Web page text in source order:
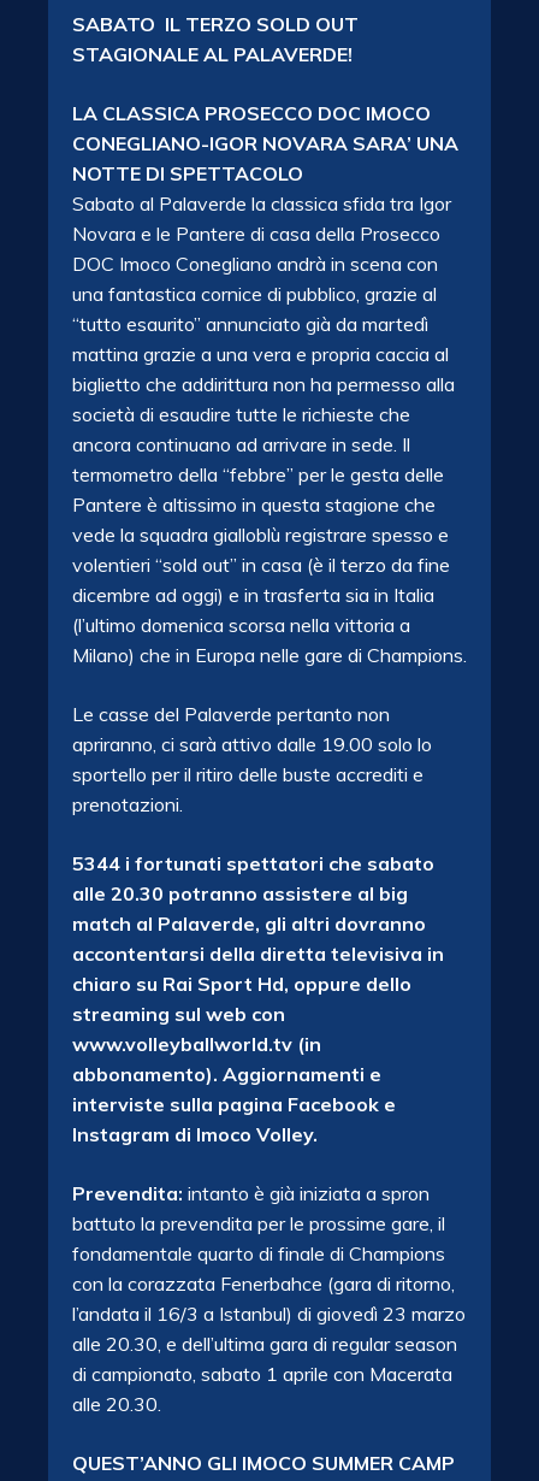
SABATO IL TERZO SOLD OUT
STAGIONALE AL PALAVERDE!
LA CLASSICA PROSECCO DOC IMOCO
CONEGLIANO-IGOR NOVARA SARA’ UNA
NOTTE DI SPETTACOLO
Sabato al Palaverde la classica sfida tra Igor
Novara e le Pantere di casa della Prosecco
DOC Imoco Conegliano andrà in scena con
una fantastica cornice di pubblico, grazie al
“tutto esaurito” annunciato già da martedì
mattina grazie a una vera e propria caccia al
biglietto che addirittura non ha permesso alla
società di esaudire tutte le richieste che
ancora continuano ad arrivare in sede. Il
termometro della “febbre” per le gesta delle
Pantere è altissimo in questa stagione che
vede la squadra gialloblù registrare spesso e
volentieri “sold out” in casa (è il terzo da fine
dicembre ad oggi) e in trasferta sia in Italia
(l’ultimo domenica scorsa nella vittoria a
Milano) che in Europa nelle gare di Champions.
Le casse del Palaverde pertanto non
apriranno, ci sarà attivo dalle 19.00 solo lo
sportello per il ritiro delle buste accrediti e
prenotazioni.
5344 i fortunati spettatori che sabato
alle 20.30 potranno assistere al big
match al Palaverde, gli altri dovranno
accontentarsi della diretta televisiva in
chiaro su Rai Sport Hd, oppure dello
streaming sul web con
www.volleyballworld.tv (in
abbonamento). Aggiornamenti e
interviste sulla pagina Facebook e
Instagram di Imoco Volley.
Prevendita: intanto è già iniziata a spron
battuto la prevendita per le prossime gare, il
fondamentale quarto di finale di Champions
con la corazzata Fenerbahce (gara di ritorno,
l’andata il 16/3 a Istanbul) di giovedì 23 marzo
alle 20.30, e dell’ultima gara di regular season
di campionato, sabato 1 aprile con Macerata
alle 20.30.
QUEST’ANNO GLI IMOCO SUMMER CAMP